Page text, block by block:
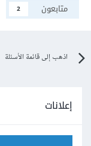
متابعون
2
اذهب إلى قائمة الأسئلة
إعلانات